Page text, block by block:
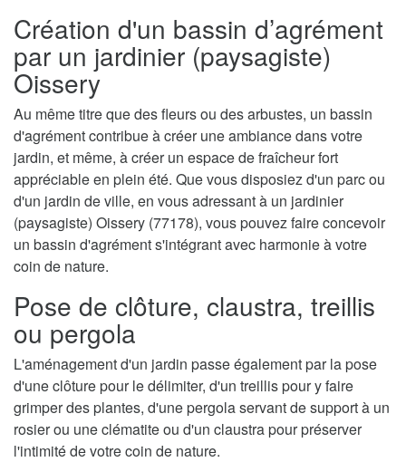
Création d'un bassin d’agrément
par un jardinier (paysagiste)
Oissery
Au même titre que des fleurs ou des arbustes, un bassin
d'agrément contribue à créer une ambiance dans votre
jardin, et même, à créer un espace de fraîcheur fort
appréciable en plein été. Que vous disposiez d'un parc ou
d'un jardin de ville, en vous adressant à un jardinier
(paysagiste) Oissery (77178), vous pouvez faire concevoir
un bassin d'agrément s'intégrant avec harmonie à votre
coin de nature.
Pose de clôture, claustra, treillis
ou pergola
L'aménagement d'un jardin passe également par la pose
d'une clôture pour le délimiter, d'un treillis pour y faire
grimper des plantes, d'une pergola servant de support à un
rosier ou une clématite ou d'un claustra pour préserver
l'intimité de votre coin de nature.